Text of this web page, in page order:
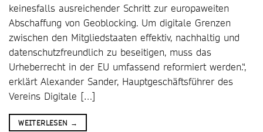
keinesfalls ausreichender Schritt zur europaweiten
Abschaffung von Geoblocking. Um digitale Grenzen
zwischen den Mitgliedstaaten effektiv, nachhaltig und
datenschutzfreundlich zu beseitigen, muss das
Urheberrecht in der EU umfassend reformiert werden.“,
erklärt Alexander Sander, Hauptgeschäftsführer des
Vereins Digitale […]
WEITERLESEN →